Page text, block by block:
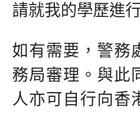
請就我的學歷進
如有需要，警務
務局審理。與此
人亦可自行向香